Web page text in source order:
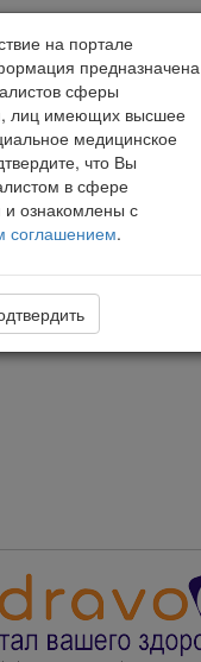
на портале
предназначена
сферы
лиц имеющих высшее
медицинское
что Вы
в сфере
и ознакомлены с
соглашением.